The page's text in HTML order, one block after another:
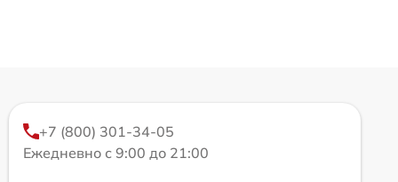
+7 (800) 301-34-05
Ежедневно с 9:00 до 21:00